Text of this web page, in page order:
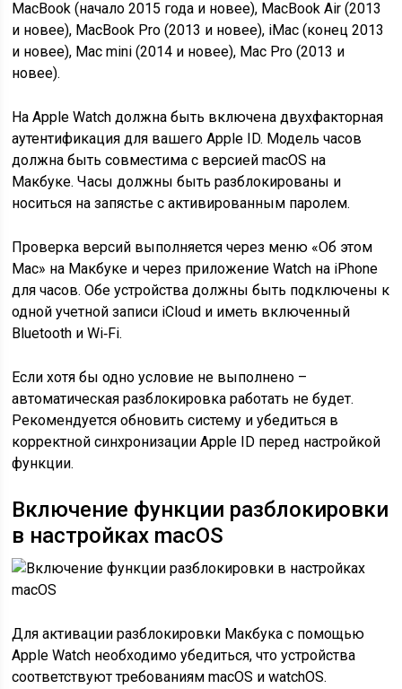
MacBook (начало 2015 года и новее), MacBook Air (2013
и новее), MacBook Pro (2013 и новее), iMac (конец 2013
и новее), Mac mini (2014 и новее), Mac Pro (2013 и
новее).
На Apple Watch должна быть включена двухфакторная
аутентификация для вашего Apple ID. Модель часов
должна быть совместима с версией macOS на
Макбуке. Часы должны быть разблокированы и
носиться на запястье с активированным паролем.
Проверка версий выполняется через меню «Об этом
Mac» на Макбуке и через приложение Watch на iPhone
для часов. Обе устройства должны быть подключены к
одной учетной записи iCloud и иметь включенный
Bluetooth и Wi‑Fi.
Если хотя бы одно условие не выполнено –
автоматическая разблокировка работать не будет.
Рекомендуется обновить систему и убедиться в
корректной синхронизации Apple ID перед настройкой
функции.
Включение функции разблокировки
в настройках macOS
Для активации разблокировки Макбука с помощью
Apple Watch необходимо убедиться, что устройства
соответствуют требованиям macOS и watchOS.